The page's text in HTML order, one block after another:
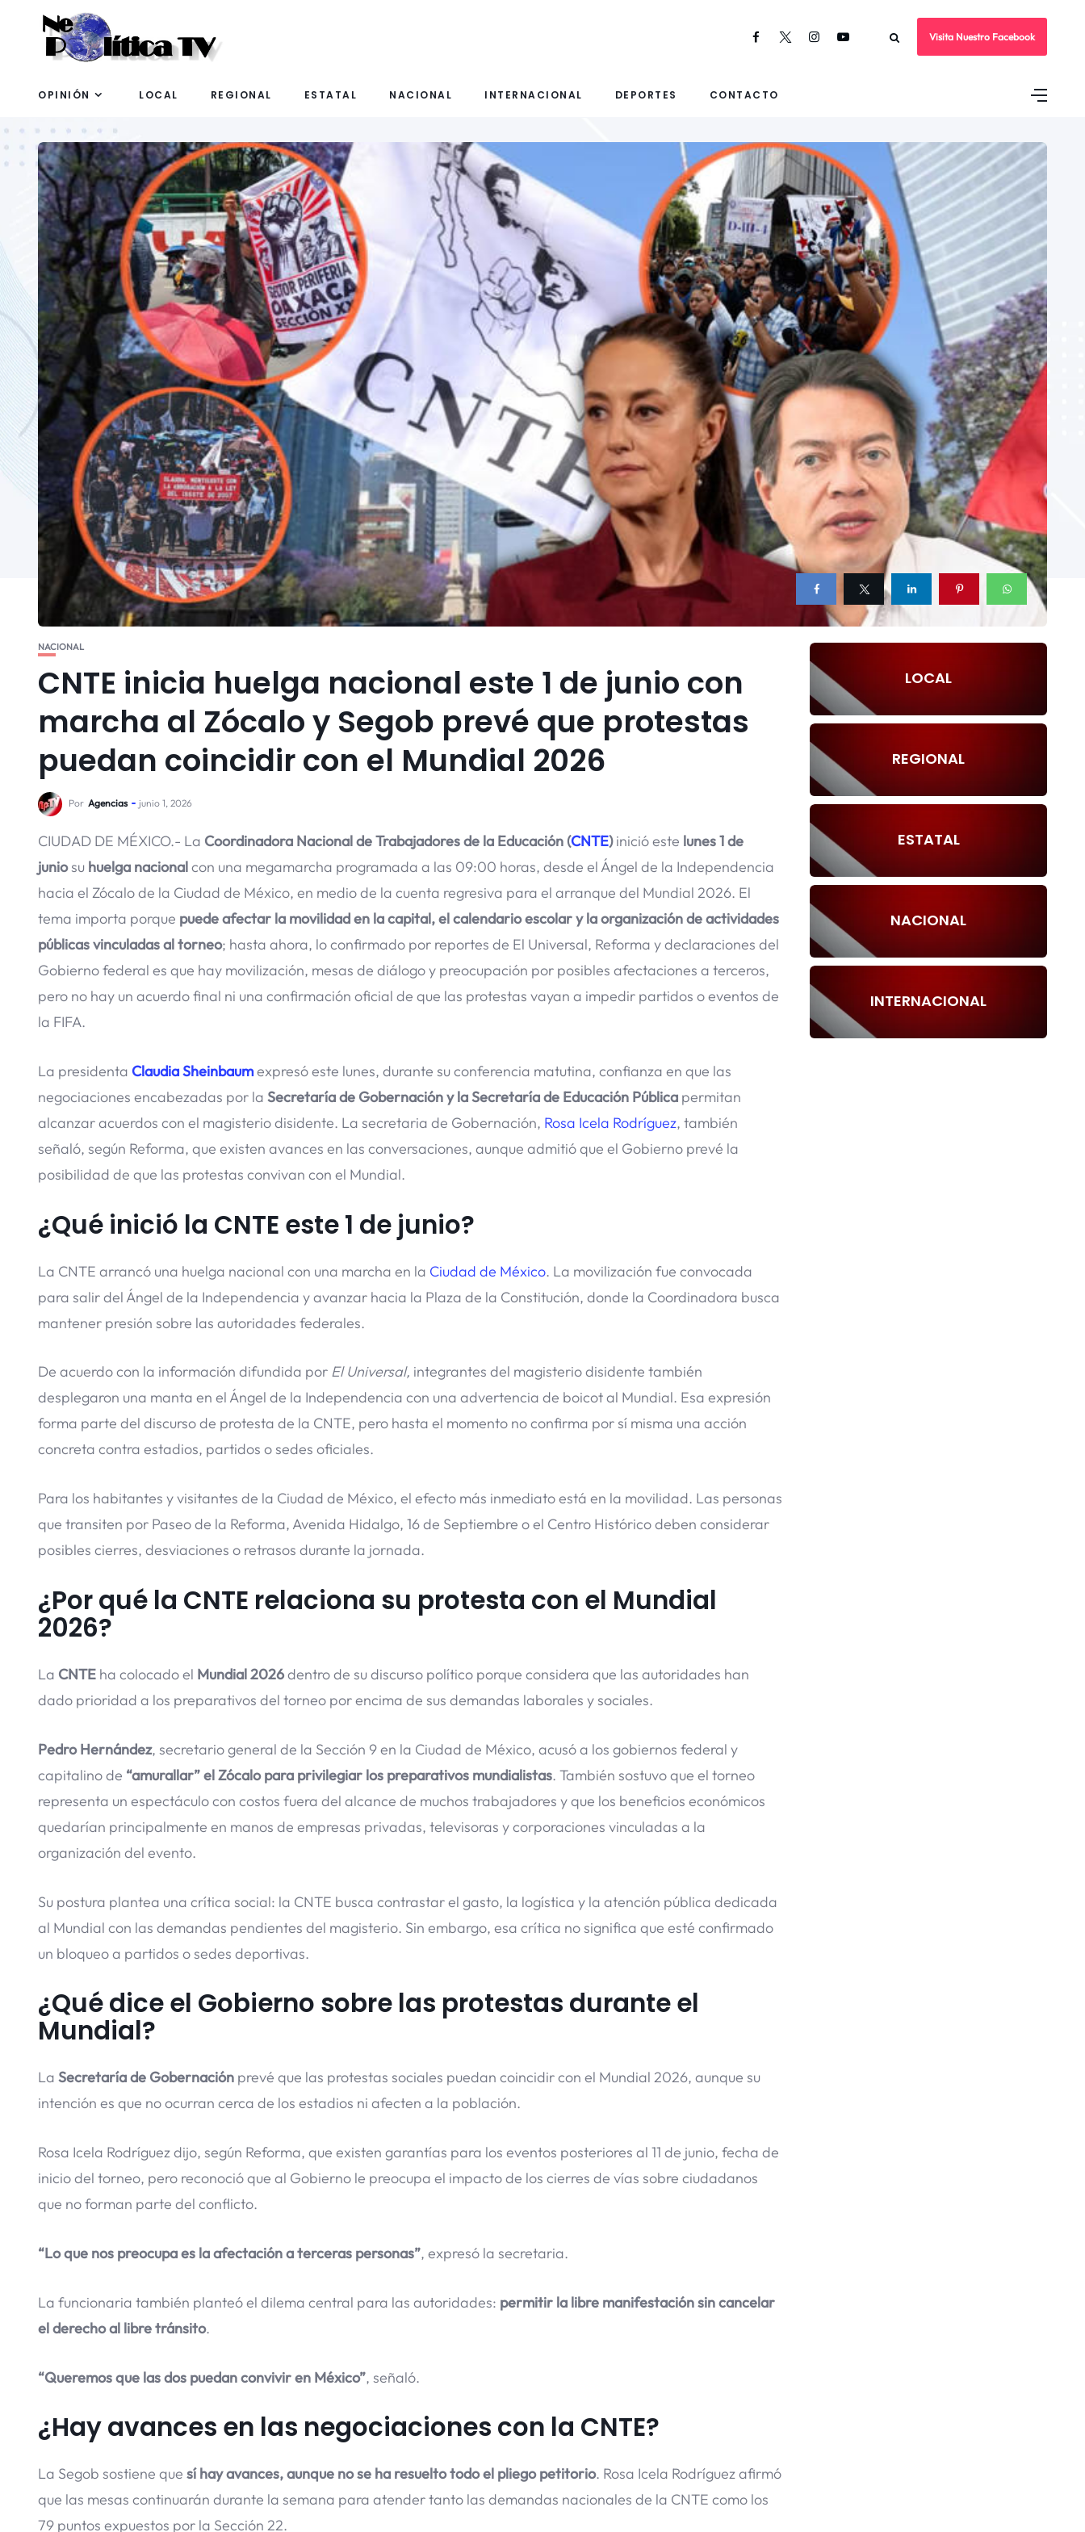
Visita Nuestro Facebook
OPINIÓN LOCAL REGIONAL ESTATAL NACIONAL INTERNACIONAL DEPORTES CONTACTO
NACIONAL
CNTE inicia huelga nacional este 1 de junio con
marcha al Zócalo y Segob prevé que protestas
puedan coincidir con el Mundial 2026
Por Agencias junio 1, 2026
CIUDAD DE MÉXICO.- La Coordinadora Nacional de Trabajadores de la Educación (CNTE)inició este lunes 1 de
juniosu huelga nacionalcon una megamarcha programada a las 09:00 horas, desde el Ángel de la Independencia
hacia el Zócalo de la Ciudad de México, en medio de la cuenta regresiva para el arranque del Mundial 2026. El
tema importa porque puede afectar la movilidad en la capital, el calendario escolar y la organización de actividades
públicas vinculadas al torneo; hasta ahora, lo confirmado por reportes de El Universal, Reforma y declaraciones del
Gobierno federal es que hay movilización, mesas de diálogo y preocupación por posibles afectaciones a terceros,
pero no hay un acuerdo final ni una confirmación oficial de que las protestas vayan a impedir partidos o eventos de
la FIFA.
La presidenta Claudia Sheinbaumexpresó este lunes, durante su conferencia matutina, confianza en que las
negociaciones encabezadas por la Secretaría de Gobernación y la Secretaría de Educación Pública permitan
alcanzar acuerdos con el magisterio disidente. La secretaria de Gobernación, Rosa Icela Rodríguez, también
señaló, según Reforma, que existen avances en las conversaciones, aunque admitió que el Gobierno prevé la
posibilidad de que las protestas convivan con el Mundial.
¿Qué inició la CNTE este 1 de junio?
La CNTE arrancó una huelga nacional con una marcha en la Ciudad de México. La movilización fue convocada
para salir del Ángel de la Independencia y avanzar hacia la Plaza de la Constitución, donde la Coordinadora busca
mantener presión sobre las autoridades federales.
De acuerdo con la información difundida por El Universal, integrantes del magisterio disidente también
desplegaron una manta en el Ángel de la Independencia con una advertencia de boicot al Mundial. Esa expresión
forma parte del discurso de protesta de la CNTE, pero hasta el momento no confirma por sí misma una acción
concreta contra estadios, partidos o sedes oficiales.
Para los habitantes y visitantes de la Ciudad de México, el efecto más inmediato está en la movilidad. Las personas
que transiten por Paseo de la Reforma, Avenida Hidalgo, 16 de Septiembre o el Centro Histórico deben considerar
posibles cierres, desviaciones o retrasos durante la jornada.
¿Por qué la CNTE relaciona su protesta con el Mundial
2026?
La CNTE ha colocado el Mundial 2026dentro de su discurso político porque considera que las autoridades han
dado prioridad a los preparativos del torneo por encima de sus demandas laborales y sociales.
Pedro Hernández, secretario general de la Sección 9 en la Ciudad de México, acusó a los gobiernos federal y
capitalino de “amurallar” el Zócalo para privilegiar los preparativos mundialistas. También sostuvo que el torneo
representa un espectáculo con costos fuera del alcance de muchos trabajadores y que los beneficios económicos
quedarían principalmente en manos de empresas privadas, televisoras y corporaciones vinculadas a la
organización del evento.
Su postura plantea una crítica social: la CNTE busca contrastar el gasto, la logística y la atención pública dedicada
al Mundial con las demandas pendientes del magisterio. Sin embargo, esa crítica no significa que esté confirmado
un bloqueo a partidos o sedes deportivas.
¿Qué dice el Gobierno sobre las protestas durante el
Mundial?
La Secretaría de Gobernación prevé que las protestas sociales puedan coincidir con el Mundial 2026, aunque su
intención es que no ocurran cerca de los estadios ni afecten a la población.
Rosa Icela Rodríguez dijo, según Reforma, que existen garantías para los eventos posteriores al 11 de junio, fecha de
inicio del torneo, pero reconoció que al Gobierno le preocupa el impacto de los cierres de vías sobre ciudadanos
que no forman parte del conflicto.
“Lo que nos preocupa es la afectación a terceras personas”, expresó la secretaria.
La funcionaria también planteó el dilema central para las autoridades: permitir la libre manifestación sin cancelar
el derecho al libre tránsito.
“Queremos que las dos puedan convivir en México”, señaló.
¿Hay avances en las negociaciones con la CNTE?
La Segob sostiene que sí hay avances, aunque no se ha resuelto todo el pliego petitorio. Rosa Icela Rodríguez afirmó
que las mesas continuarán durante la semana para atender tanto las demandas nacionales de la CNTE como los
79 puntos expuestos por la Sección 22.
LOCAL
REGIONAL
ESTATAL
NACIONAL
INTERNACIONAL